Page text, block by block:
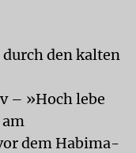
den kalten
– »Hoch lebe
dem Habima-